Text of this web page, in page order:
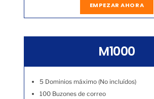
EMPEZAR AHORA
M1000
5 Dominios máximo (No incluídos)
100 Buzones de correo